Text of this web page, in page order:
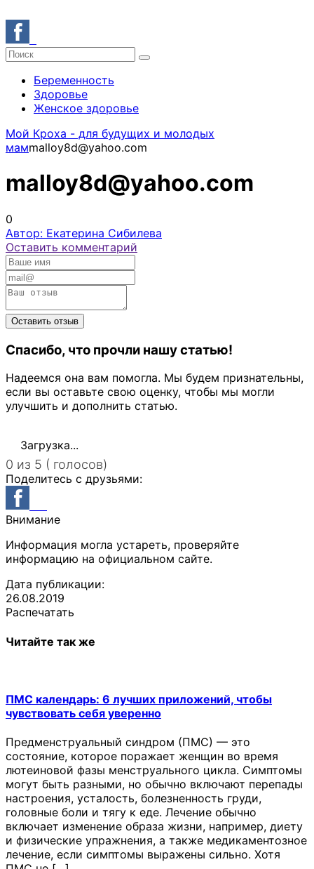
Беременность
Здоровье
Женское здоровье
Мой Кроха - для будущих и молодых
мамmalloy8d@yahoo.com
malloy8d@yahoo.com
0
Автор: Екатерина Сибилева
Оставить комментарий
Спасибо, что прочли нашу статью!
Надеемся она вам помогла. Мы будем признательны,
если вы оставьте свою оценку, чтобы мы могли
улучшить и дополнить статью.
Загрузка...
0 из 5 ( голосов)
Поделитесь с друзьями:
Внимание
Информация могла устареть, проверяйте
информацию на официальном сайте.
Дата публикации:
26.08.2019
Распечатать
Читайте так же
ПМС календарь: 6 лучших приложений, чтобы
чувствовать себя уверенно
Предменструальный синдром (ПМС) — это
состояние, которое поражает женщин во время
лютеиновой фазы менструального цикла. Симптомы
могут быть разными, но обычно включают перепады
настроения, усталость, болезненность груди,
головные боли и тягу к еде. Лечение обычно
включает изменение образа жизни, например, диету
и физические упражнения, а также медикаментозное
лечение, если симптомы выражены сильно. Хотя